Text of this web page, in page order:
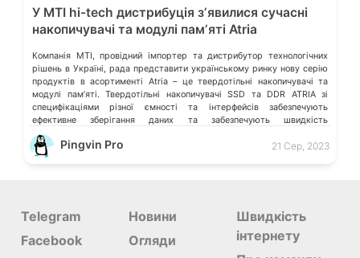
У МТІ hi-tech дистрибуція зʼявилися сучасні
накопичувачі та модулі памʼяті Atria
Компанія МТІ, провідний імпортер та дистрибутор технологічних
рішень в Україні, рада представити українському ринку нову серію
продуктів в асортименті Atria – це твердотільні накопичувачі та
модулі пам’яті. Твердотільні накопичувачі SSD та DDR ATRIA зі
специфікаціями різної ємності та інтерфейсів забезпечують
ефективне зберігання даних та забезпечують швидкість
завантаження операційної системи та програм. Що таке SSD і […]
Pingvin Pro 21 Сер, 2023
Telegram
Facebook
Новини
Огляди
Швидкість
інтернету